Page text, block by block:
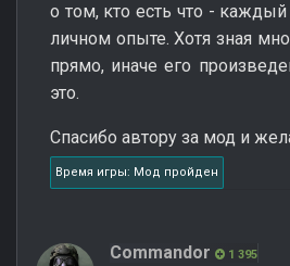
о том, кто есть что -
личном опыте. Хотя зная
прямо, иначе его
это.
Спасибо автору за мод и
Время игры: Мод пройден
Commandor 1 395